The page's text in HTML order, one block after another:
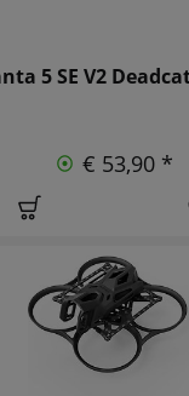
5 SE V2
€ 53,90 *